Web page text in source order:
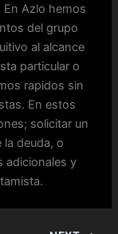
En Azlo hemos
del grupo
al alcance
particular o
rapidos sin
En estos
solicitar un
deuda, o
adicionales y